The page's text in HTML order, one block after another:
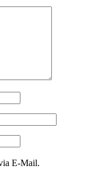
E-Mail.